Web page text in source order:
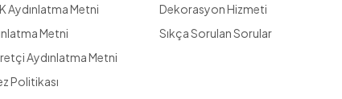
Aydınlatma Metni
Metni
Aydınlatma Metni
Politikası
Dekorasyon Hizmeti
Sıkça Sorulan Sorular